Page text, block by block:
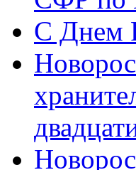
C Днем